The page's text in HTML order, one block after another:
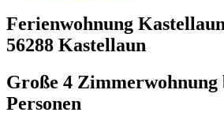
Ferienwohnung
56288 Kastellaun
Große 4 Zimmerwohnung
Personen